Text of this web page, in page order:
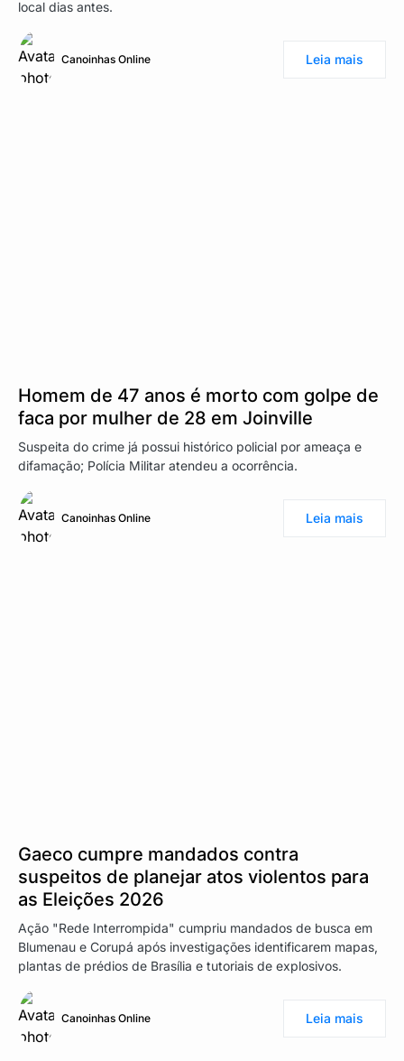
local dias antes.
Canoinhas Online Leia mais
Homem de 47 anos é morto com golpe de
faca por mulher de 28 em Joinville
Suspeita do crime já possui histórico policial por ameaça e
difamação; Polícia Militar atendeu a ocorrência.
Canoinhas Online Leia mais
Gaeco cumpre mandados contra
suspeitos de planejar atos violentos para
as Eleições 2026
Ação "Rede Interrompida" cumpriu mandados de busca em
Blumenau e Corupá após investigações identificarem mapas,
plantas de prédios de Brasília e tutoriais de explosivos.
Canoinhas Online Leia mais